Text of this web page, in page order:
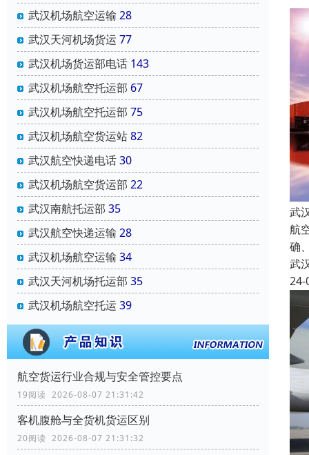
武汉机场航空运输 28
武汉天河机场货运 77
武汉机场货运部电话 143
武汉机场航空托运部 67
武汉机场航空托运部 75
武汉机场航空货运站82
武汉航空快递电话30
武汉机场航空货运部 22
武汉南航托运部 35
武汉航空快递运输 28
武汉机场航空运输 34
武汉天河机场托运部 35
武汉机场航空托运 39
航空货运行业合规与安全管控要点
19阅读 2026-08-07 21:31:42
客机腹舱与全货机货运区别
20阅读 2026-08-07 21:31:32
武
航
确
武
24-